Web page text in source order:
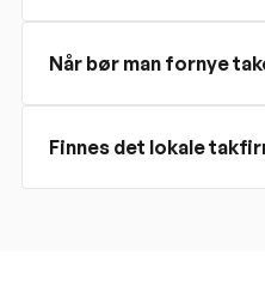
Når bør man fornye
Finnes det lokale